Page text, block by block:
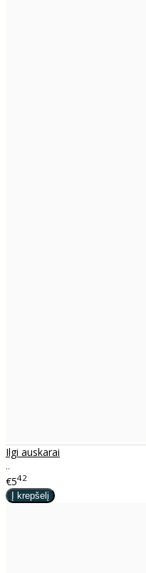
Ilgi auskarai
..
€542